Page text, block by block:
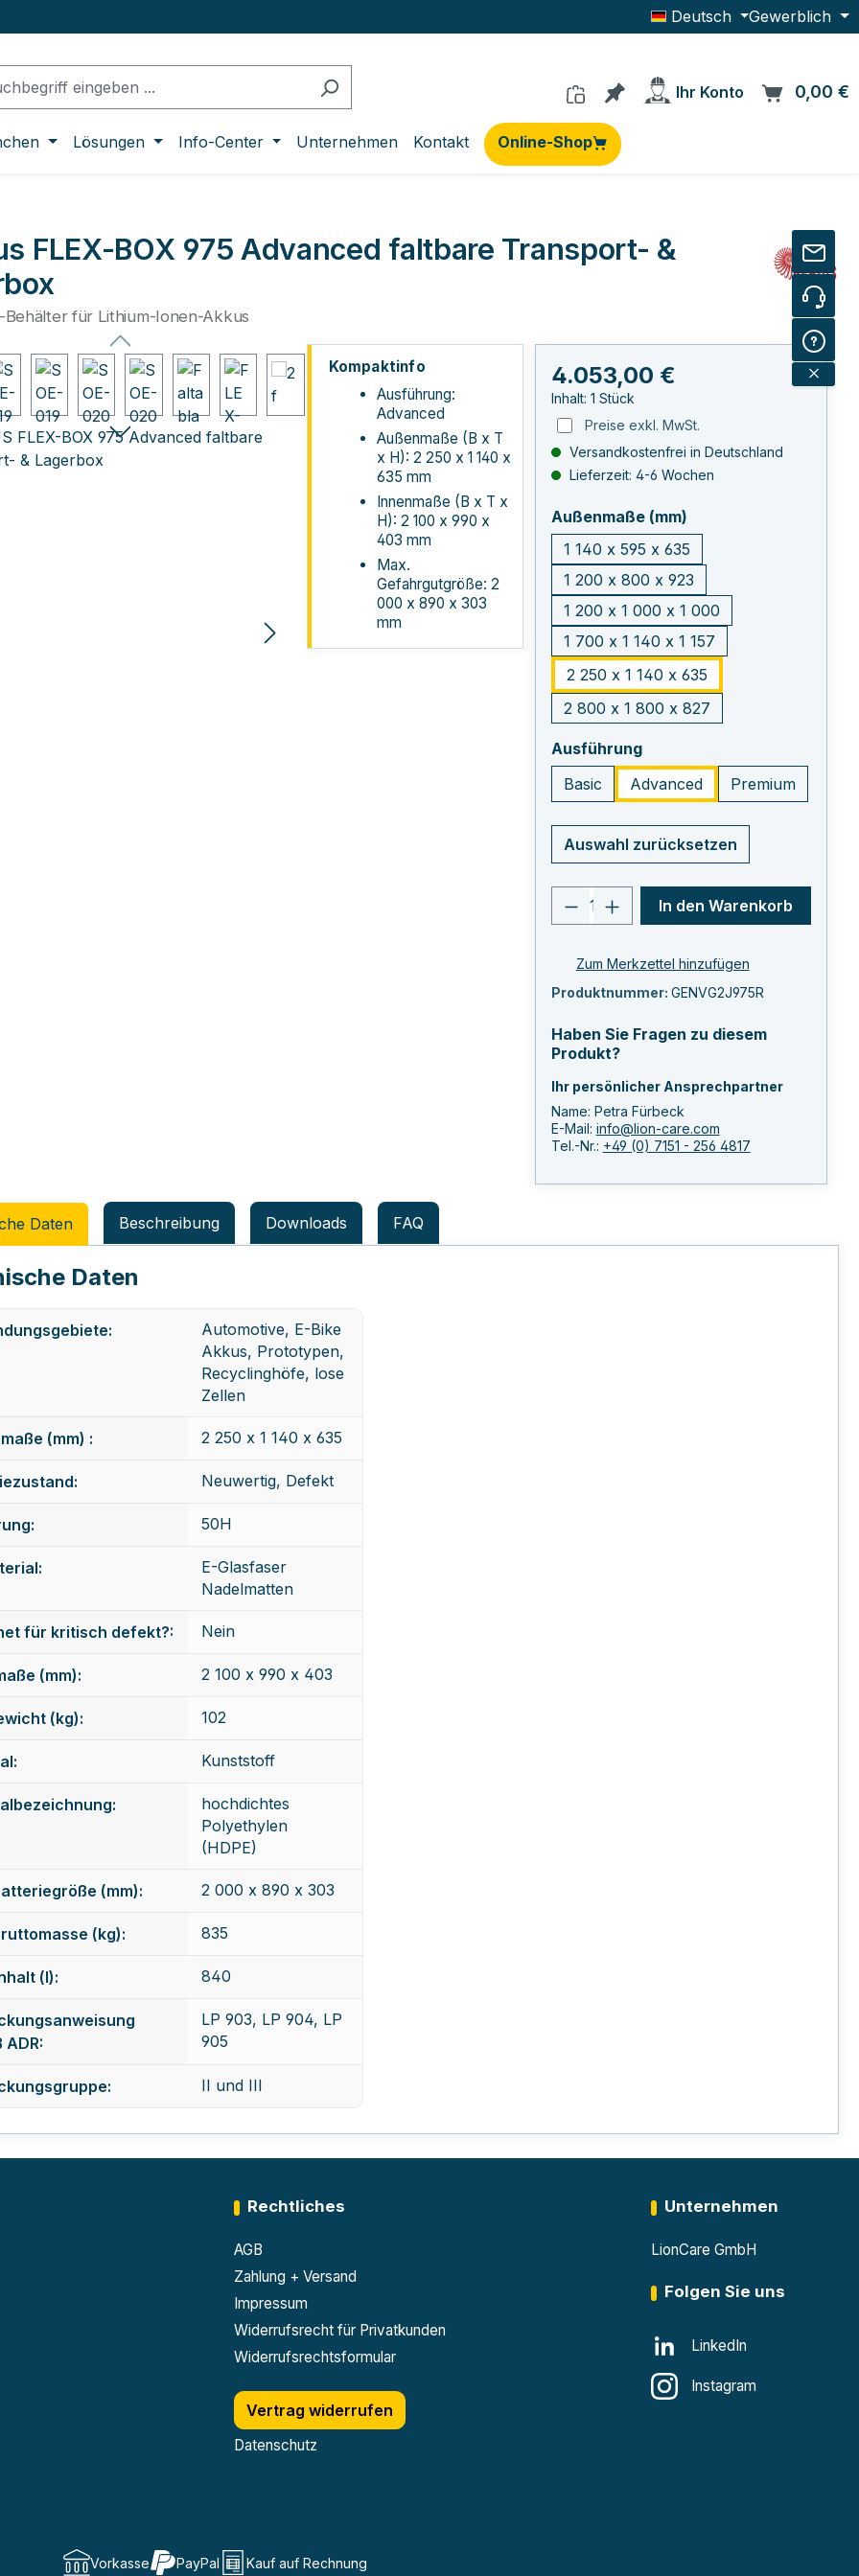
Deutsch Gewerblich
Du hast 0 Produkte auf dem
Ihr Konto 0,00 €
Lösungen Info-Center Unternehmen Kontakt Online-Shop
FLEX-BOX 975 Advanced faltbare Transport- &
Behälter für Lithium-Ionen-Akkus
überspringen
Kompaktinfo
Ausführung:
Advanced
Außenmaße (B x T
x H): 2 250 x 1 140 x
635 mm
Innenmaße (B x T x
H): 2 100 x 990 x
403 mm
Max.
Gefahrgutgröße: 2
000 x 890 x 303
mm
Regulärer Preis:
4.053,00 €
Inhalt: 1 Stück
Preise exkl. MwSt.
Versandkostenfrei in Deutschland
Lieferzeit: 4-6 Wochen
Außenmaße (mm)auswählen
1 140 x 595 x 635
1 200 x 800 x 923
1 200 x 1 000 x 1 000
1 700 x 1 140 x 1 157
2 250 x 1 140 x 635
2 800 x 1 800 x 827
Ausführungauswählen
Basic
Advanced Premium
Auswahl zurücksetzen
Produkt Anzahl: Gib den
In den Warenkorb
Zum Merkzettel hinzufügen
Produktnummer: GENVG2J975R
Haben Sie Fragen zu diesem
Produkt?
Ihr persönlicher Ansprechpartner
Name: Petra Fürbeck
E-Mail: info@lion-care.com
Tel.-Nr.: +49 (0) 7151 - 256 4817
Daten Beschreibung Downloads FAQ
Daten
Automotive, E-Bike
Akkus, Prototypen,
Recyclinghöfe, lose
Zellen
(mm) : 2 250 x 1 140 x 635
Neuwertig, Defekt
50H
E-Glasfaser
Nadelmatten
für kritisch defekt?: Nein
(mm): 2 100 x 990 x 403
(kg): 102
Kunststoff
hochdichtes
Polyethylen
(HDPE)
(mm): 2 000 x 890 x 303
(kg): 835
(l): 840
ADR:
LP 903, LP 904, LP
905
II und III
Rechtliches
AGB
Zahlung + Versand
Impressum
Widerrufsrecht für Privatkunden
Widerrufsrechtsformular
Vertrag widerrufen
Datenschutz
Unternehmen
LionCare GmbH
Folgen Sie uns
LinkedIn
Instagram
Vorkasse PayPal Kauf auf Rechnung